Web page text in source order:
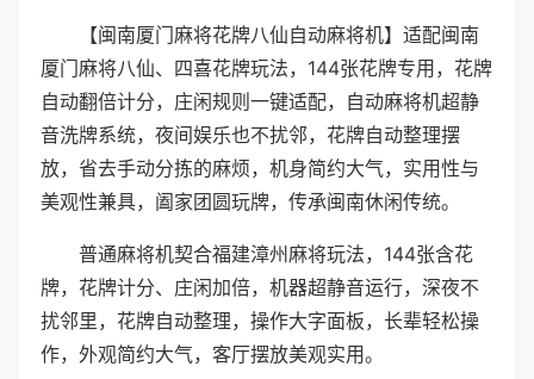
【闽南厦门麻将花牌八仙自动麻将机】适配闽南
厦门麻将八仙、四喜花牌玩法，144张花牌专用，花牌
自动翻倍计分，庄闲规则一键适配，自动麻将机超静
音洗牌系统，夜间娱乐也不扰邻，花牌自动整理摆
放，省去手动分拣的麻烦，机身简约大气，实用性与
美观性兼具，阖家团圆玩牌，传承闽南休闲传统。
普通麻将机契合福建漳州麻将玩法，144张含花
牌，花牌计分、庄闲加倍，机器超静音运行，深夜不
扰邻里，花牌自动整理，操作大字面板，长辈轻松操
作，外观简约大气，客厅摆放美观实用。